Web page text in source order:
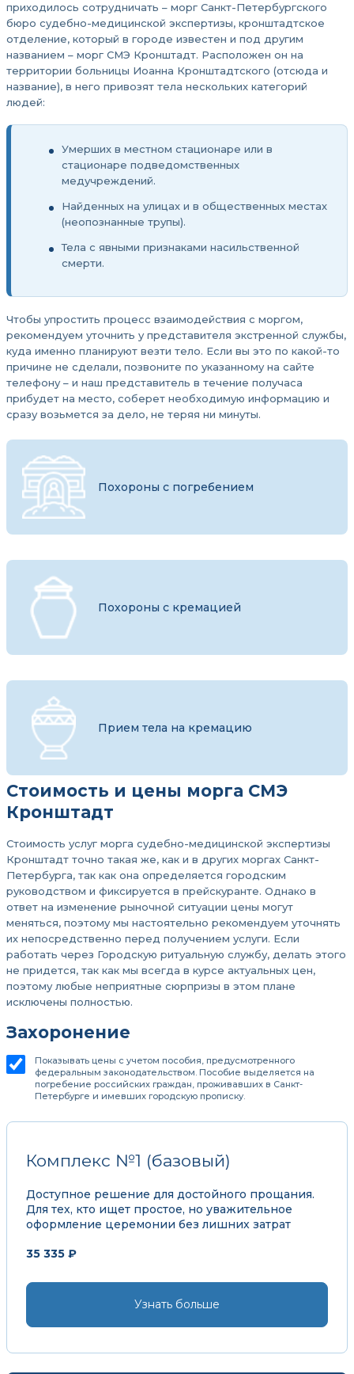
приходилось сотрудничать – морг Санкт-Петербургского
бюро судебно-медицинской экспертизы, кронштадтское
отделение, который в городе известен и под другим
названием – морг СМЭ Кронштадт. Расположен он на
территории больницы Иоанна Кронштадтского (отсюда и
название), в него привозят тела нескольких категорий
людей:
Умерших в местном стационаре или в
стационаре подведомственных
медучреждений.
Найденных на улицах и в общественных местах
(неопознанные трупы).
Тела с явными признаками насильственной
смерти.
Чтобы упростить процесс взаимодействия с моргом,
рекомендуем уточнить у представителя экстренной службы,
куда именно планируют везти тело. Если вы это по какой-то
причине не сделали, позвоните по указанному на сайте
телефону – и наш представитель в течение получаса
прибудет на место, соберет необходимую информацию и
сразу возьмется за дело, не теряя ни минуты.
Похороны с погребением
Похороны с кремацией
Прием тела на кремацию
Стоимость и цены морга СМЭ
Кронштадт
Стоимость услуг морга судебно-медицинской экспертизы
Кронштадт точно такая же, как и в других моргах Санкт-
Петербурга, так как она определяется городским
руководством и фиксируется в прейскуранте. Однако в
ответ на изменение рыночной ситуации цены могут
меняться, поэтому мы настоятельно рекомендуем уточнять
их непосредственно перед получением услуги. Если
работать через Городскую ритуальную службу, делать этого
не придется, так как мы всегда в курсе актуальных цен,
поэтому любые неприятные сюрпризы в этом плане
исключены полностью.
Захоронение
Показывать цены с учетом пособия, предусмотренного
федеральным законодательством. Пособие выделяется на
погребение российских граждан, проживавших в Санкт-
Петербурге и имевших городскую прописку.
Комплекс №1 (базовый)
Доступное решение для достойного прощания.
Для тех, кто ищет простое, но уважительное
оформление церемонии без лишних затрат
35 335 ₽
Узнать больше